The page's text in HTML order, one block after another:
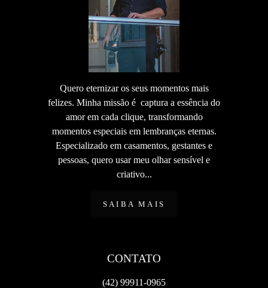
Quero eternizar os seus momentos mais
felizes. Minha missão é captura a essência do
amor em cada clique, transformando
momentos especiais em lembranças eternas.
Especializado em casamentos, gestantes e
pessoas, quero usar meu olhar sensível e
criativo...
SAIBA MAIS
CONTATO
(42) 99911-0965